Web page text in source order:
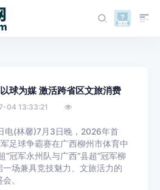
球为媒 激活跨省区文旅消费
04 13:33:21
(林馨)7月3日晚，2026年首
足球争霸赛在广西柳州市体育中
”冠军永州队与广西“县超”冠军柳
场兼具竞技魅力、文旅活力的
。